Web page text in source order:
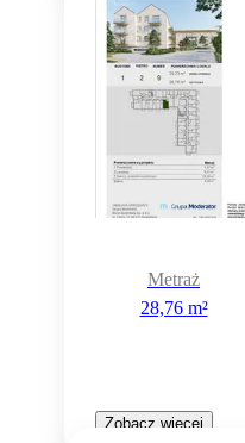
Metraż
28,76 m²
Zobacz więcej